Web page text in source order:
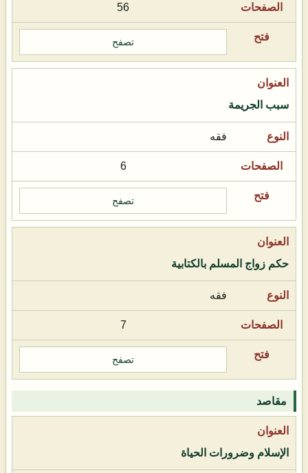
56
تصفح
سبب الجريمة
فقه
6
تصفح
حكم زواج المسلم بالكتابية
فقه
7
تصفح
مقاصد
الإسلام وضرورات الحياة